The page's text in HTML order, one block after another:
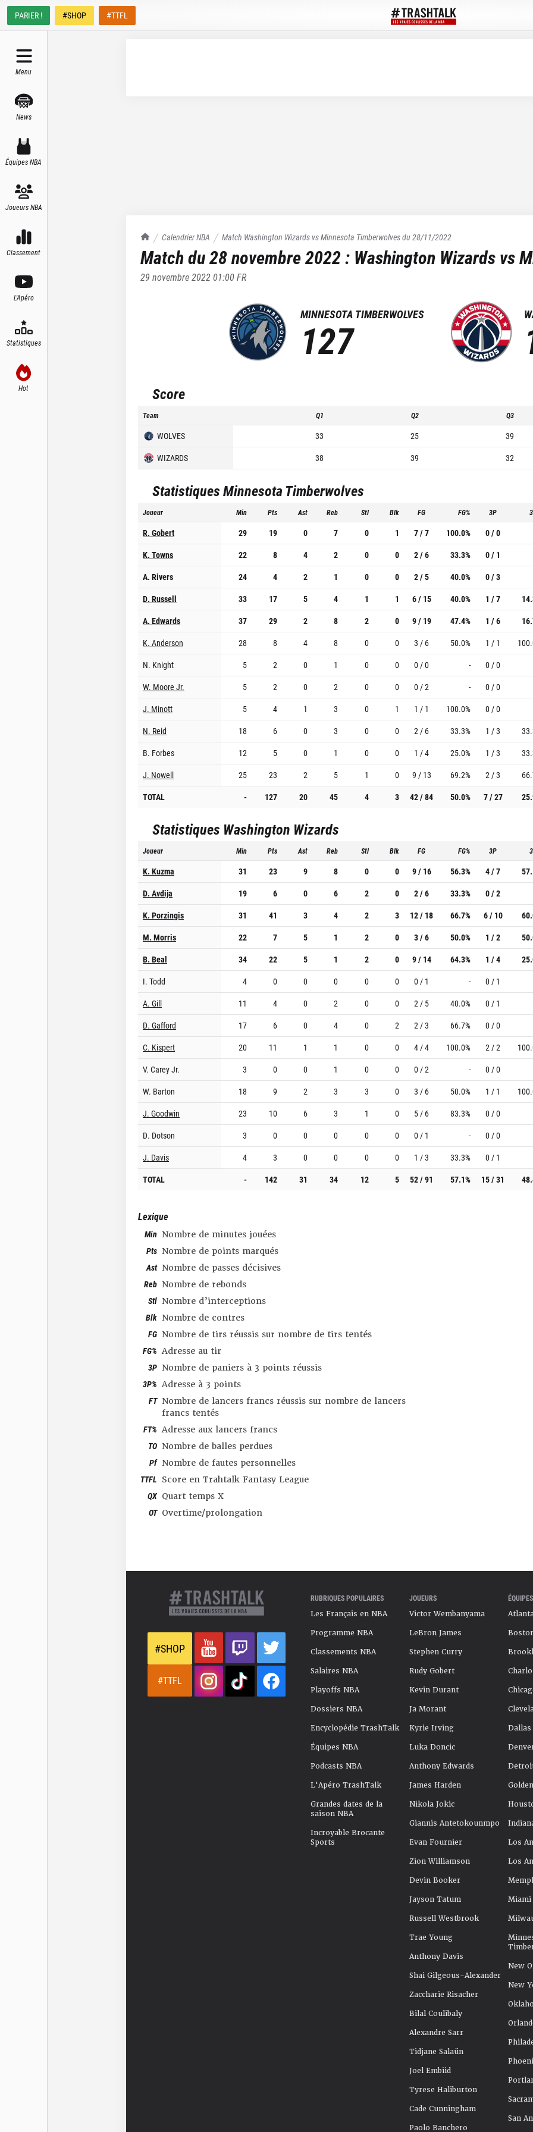
PARIER ! #SHOP #TTFL
Menu
News
Équipes NBA
Joueurs NBA
Classement
L'Apéro
Statistiques
Hot
TrashTalk Actu NBA
Calendrier NBA Match Washington Wizards vsMinnesota Timberwolvesdu28/11/2022
Match du28 novembre 2022: Washington Wizards vs
29 novembre 2022 01:00FR
MINNESOTA TIMBERWOLVES
127
Score
Team Q1 Q2 Q3
WOLVES 33 25
39
WIZARDS
38 39 32
StatistiquesMinnesota Timberwolves
Joueur Min Pts Ast Reb Stl Blk FG FG% 3P
R. Gobert 29 19 0 7 0 1 7 / 7 100.0%
0 / 0
K. Towns
22 8 4 2 0 0 2 / 6 33.3%
0 / 1
A. Rivers
24 4 2 1 0 0 2 / 5 40.0%
0 / 3
D. Russell
33 17 5 4 1 1 6 / 15 40.0% 1 / 7
A. Edwards
37 29 2 8 2 0 9 / 19 47.4% 1 / 6
K. Anderson
28 8 4 8 0 0 3 / 6 50.0% 1 / 1
N. Knight
5 2 0 1 0 0 0 / 0 -
0 / 0
W. Moore Jr.
5 2 0 2 0 0 0 / 2 -
0 / 0
J. Minott
5 4 1 3 0 1 1 / 1 100.0%
0 / 0
N. Reid
18 6 0 3 0 0 2 / 6 33.3% 1 / 3
B. Forbes
12 5 0 1 0 0 1 / 4 25.0% 1 / 3
J. Nowell
25 23 2 5 1 0 9 / 13 69.2% 2 / 3
TOTAL
- 127 20 45 4 3 42 / 84 50.0% 7 / 27
Statistiques Washington Wizards
Joueur Min Pts Ast Reb Stl Blk FG FG% 3P
K. Kuzma 31 23 9 8 0 0 9 / 16 56.3% 4 / 7
D. Avdija
19 6 0 6 2 0 2 / 6 33.3%
0 / 2
K. Porzingis
31 41 3 4 2 3 12 / 18 66.7% 6 / 10
M. Morris
22 7 5 1 2 0 3 / 6 50.0% 1 / 2
B. Beal
34 22 5 1 2 0 9 / 14 64.3% 1 / 4
I. Todd
4 0 0 0 0 0 0 / 1 -
0 / 1
A. Gill
11 4 0 2 0 0 2 / 5 40.0%
0 / 1
D. Gafford
17 6 0 4 0 2 2 / 3 66.7%
0 / 0
C. Kispert
20 11 1 1 0 0 4 / 4 100.0% 2 / 2
V. Carey Jr.
3 0 0 1 0 0 0 / 2 -
0 / 0
W. Barton
18 9 2 3 3 0 3 / 6 50.0% 1 / 1
J. Goodwin
23 10 6 3 1 0 5 / 6 83.3%
0 / 0
D. Dotson
3 0 0 0 0 0 0 / 1 -
0 / 0
J. Davis
4 3 0 0 0 0 1 / 3 33.3%
0 / 1
TOTAL
- 142 31 34 12 5 52 / 91 57.1% 15 / 31
Lexique
Min Nombre de minutes jouées
Pts Nombre de points marqués
Ast Nombre de passes décisives
Reb Nombre de rebonds
Stl Nombre d’interceptions
Blk Nombre de contres
FG Nombre de tirs réussis sur nombre de tirs tentés
FG% Adresse au tir
3P Nombre de paniers à 3 points réussis
3P% Adresse à 3 points
FT Nombre de lancers francs réussis sur nombre de lancers
francs tentés
FT% Adresse aux lancers francs
TO Nombre de balles perdues
Pf Nombre de fautes personnelles
TTFL Score en Trahtalk Fantasy League
QX Quart temps X
OT Overtime/prolongation
#SHOP
#TTFL
RUBRIQUES POPULAIRES
Les Français en NBA
Programme NBA
Classements NBA
Salaires NBA
Playoffs NBA
Dossiers NBA
Encyclopédie TrashTalk
Équipes NBA
Podcasts NBA
L'Apéro TrashTalk
Grandes dates de la
saison NBA
Incroyable Brocante
Sports
JOUEURS
Victor Wembanyama
LeBron James
Stephen Curry
Rudy Gobert
Kevin Durant
Ja Morant
Kyrie Irving
Luka Doncic
Anthony Edwards
James Harden
Nikola Jokic
Giannis Antetokounmpo
Evan Fournier
Zion Williamson
Devin Booker
Jayson Tatum
Russell Westbrook
Trae Young
Anthony Davis
Shai Gilgeous-Alexander
Zaccharie Risacher
Bilal Coulibaly
Alexandre Sarr
Tidjane Salaün
Joel Embiid
Tyrese Haliburton
Cade Cunningham
Paolo Banchero
ÉQUIPES
Los
Los
Miami
New
New
San